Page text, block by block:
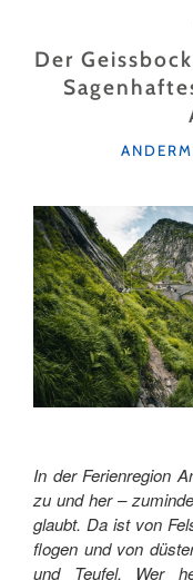
6-
TAGE-
TREK
Der
In der Ferienregion
zu und her –
glaubt. Da ist von
flogen und von
und Teufel. Wer